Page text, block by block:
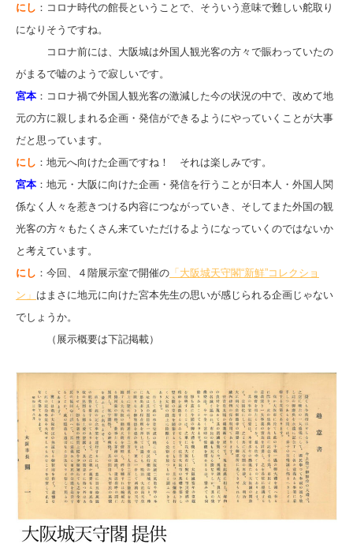
にし ：コロナ時代の館長ということで、そういう意味で難しい舵取り
になりそうですね。
コロナ前には、大阪城は外国人観光客の方々で賑わっていたの
がまるで嘘のようで寂しいです。
宮本 ：コロナ禍で外国人観光客の激減した今の状況の中で、改めて地
元の方に親しまれる企画・発信ができるようにやっていくことが大事
だと思っています。
にし ：地元へ向けた企画ですね！ それは楽しみです。
宮本 ：地元・大阪に向けた企画・発信を行うことが日本人・外国人関
係なく人々を惹きつける内容につながっていき、そしてまた外国の観
光客の方々もたくさん来ていただけるようになっていくのではないか
と考えています。
にし ：今回、４階展示室で開催の 「大阪城天守閣“新鮮”コレクショ
ン」 はまさに地元に向けた宮本先生の思いが感じられる企画じゃない
でしょうか。
（展示概要は下記掲載）